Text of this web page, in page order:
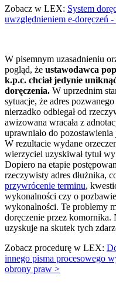
Zobacz w LEX: System
uwzględnieniem e-doręczeń
W pisemnym uzasadnieniu
pogląd, że ustawodawca
k.p.c. chciał jedynie
doręczenia. W uprzednim
sytuacje, że adres
nierzadko odbiegał od
awizowana wracała z
uprawniało do
W rezultacie wydane
wierzyciel uzyskiwał tytuł
Dopiero na etapie
rzeczywisty adres dłużnika,
przywrócenie terminu,
wykonalności czy o
wykonalności. Te problemy
doręczenie przez komornika.
uzyskuje na skutek tych
Zobacz procedurę w LEX:
innego pisma procesowego
obrony praw >